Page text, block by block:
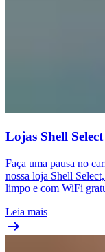
Lojas Shell Select
Faça uma pausa no
nossa loja Shell
limpo e com WiFi
Leia mais